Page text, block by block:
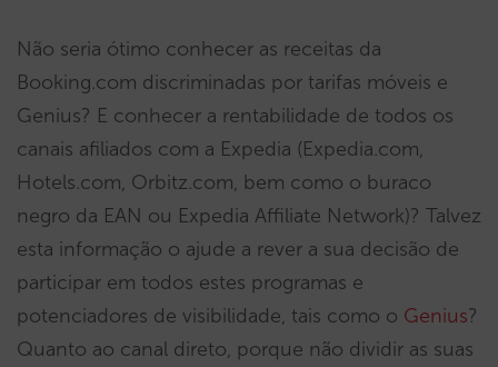
Não seria ótimo conhecer as receitas da
Booking.com discriminadas por tarifas móveis e
Genius? E conhecer a rentabilidade de todos os
canais afiliados com a Expedia (Expedia.com,
Hotels.com, Orbitz.com, bem como o buraco
negro da EAN ou Expedia Affiliate Network)? Talvez
esta informação o ajude a rever a sua decisão de
participar em todos estes programas e
potenciadores de visibilidade, tais como o Genius?
Quanto ao canal direto, porque não dividir as suas